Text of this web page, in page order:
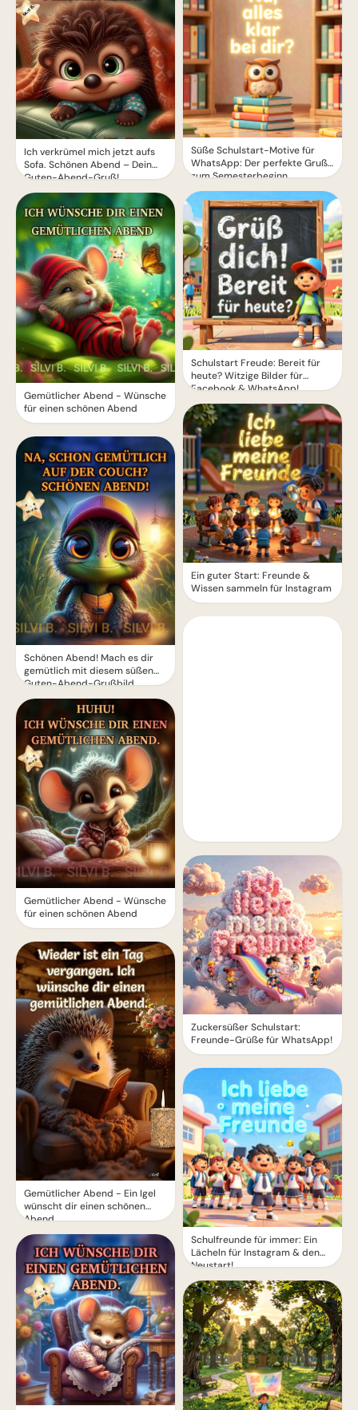
Ich verkrümel mich jetzt aufs
Sofa. Schönen Abend – Dein
Guten-Abend-Gruß!
Gemütlicher Abend - Wünsche
für einen schönen Abend
Schönen Abend! Mach es dir
gemütlich mit diesem süßen
Guten-Abend-Grußbild
Gemütlicher Abend - Wünsche
für einen schönen Abend
Gemütlicher Abend - Ein Igel
wünscht dir einen schönen
Abend
Süße Schulstart-Motive für
WhatsApp: Der perfekte Gruß
zum Semesterbeginn
Schulstart Freude: Bereit für
heute? Witzige Bilder für
Facebook & WhatsApp!
Ein guter Start: Freunde &
Wissen sammeln für Instagram
Zuckersüßer Schulstart:
Freunde-Grüße für WhatsApp!
Schulfreunde für immer: Ein
Lächeln für Instagram & den
Neustart!